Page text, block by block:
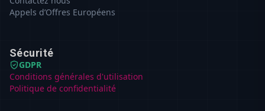
Appels d’Offres Européens
Sécurité
GDPR
Conditions générales d'utilisation
Politique de confidentialité